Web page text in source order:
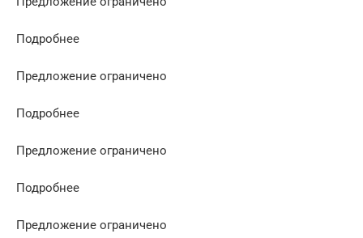
Подробнее
Предложение ограничено
Подробнее
Предложение ограничено
Подробнее
Предложение ограничено